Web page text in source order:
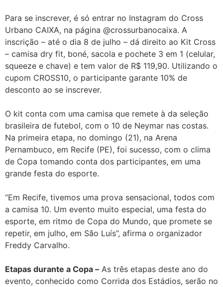
Para se inscrever, é só entrar no Instagram do Cross
Urbano CAIXA, na página @crossurbanocaixa. A
inscrição – até o dia 8 de julho – dá direito ao Kit Cross
– camisa dry fit, boné, sacola e pochete 3 em 1 (celular,
squeeze e chave) e tem valor de R$ 119,90. Utilizando o
cupom CROSS10, o participante garante 10% de
desconto ao se inscrever.
O kit conta com uma camisa que remete à da seleção
brasileira de futebol, com o 10 de Neymar nas costas.
Na primeira etapa, no domingo (21), na Arena
Pernambuco, em Recife (PE), foi sucesso, com o clima
de Copa tomando conta dos participantes, em uma
grande festa do esporte.
“Em Recife, tivemos uma prova sensacional, todos com
a camisa 10. Um evento muito especial, uma festa do
esporte, em ritmo de Copa do Mundo, que promete se
repetir, em julho, em São Luís”, afirma o organizador
Freddy Carvalho.
Etapas durante a Copa – As três etapas deste ano do
evento, conhecido como Corrida dos Estádios, serão no